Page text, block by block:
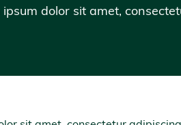
ipsum dolor sit amet,